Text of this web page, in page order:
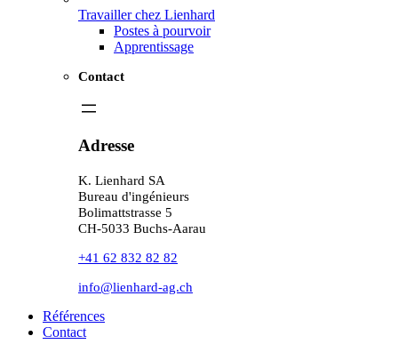
Travailler chez Lienhard
Postes à pourvoir
Apprentissage
Contact
Adresse
K. Lienhard SA
Bureau d'ingénieurs
Bolimattstrasse 5
CH-5033 Buchs-Aarau
+41 62 832 82 82
info@lienhard-ag.ch
Références
Contact